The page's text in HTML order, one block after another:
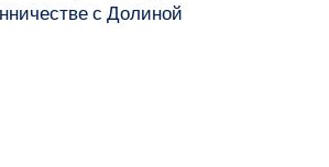
с Долиной